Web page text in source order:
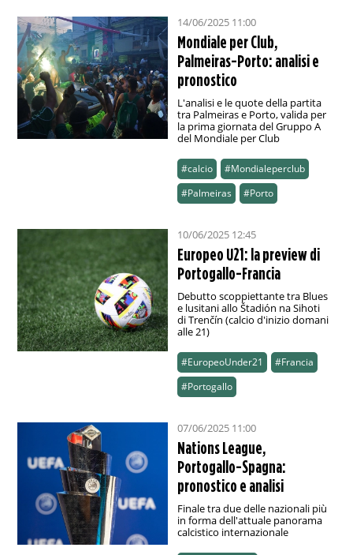
14/06/2025 11:00
Mondiale per Club,
Palmeiras-Porto: analisi e
pronostico
L'analisi e le quote della partita
tra Palmeiras e Porto, valida per
la prima giornata del Gruppo A
del Mondiale per Club
#calcio
#Mondialeperclub
#Palmeiras
#Porto
10/06/2025 12:45
Europeo U21: la preview di
Portogallo-Francia
Debutto scoppiettante tra Blues
e lusitani allo Štadión na Sihoti
di Trenčín (calcio d'inizio domani
alle 21)
#EuropeoUnder21
#Francia
#Portogallo
07/06/2025 11:00
Nations League,
Portogallo-Spagna:
pronostico e analisi
Finale tra due delle nazionali più
in forma dell'attuale panorama
calcistico internazionale